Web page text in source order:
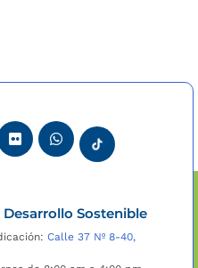
Sostenible
Calle 37 Nº 8-40,